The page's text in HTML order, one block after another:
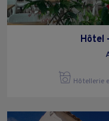
Hôtel
Hôtellerie